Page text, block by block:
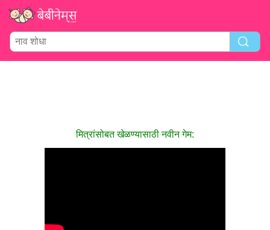
मित्रांसोबत खेळण्यासाठी नवीन गेम: